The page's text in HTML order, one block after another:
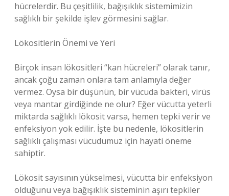
hücrelerdir. Bu çeşitlilik, bağışıklık sistemimizin
sağlıklı bir şekilde işlev görmesini sağlar.
Lökositlerin Önemi ve Yeri
Birçok insan lökositleri “kan hücreleri” olarak tanır,
ancak çoğu zaman onlara tam anlamıyla değer
vermez. Oysa bir düşünün, bir vücuda bakteri, virüs
veya mantar girdiğinde ne olur? Eğer vücutta yeterli
miktarda sağlıklı lökosit varsa, hemen tepki verir ve
enfeksiyon yok edilir. İşte bu nedenle, lökositlerin
sağlıklı çalışması vücudumuz için hayati öneme
sahiptir.
Lökosit sayısının yükselmesi, vücutta bir enfeksiyon
olduğunu veya bağışıklık sisteminin aşırı tepkiler